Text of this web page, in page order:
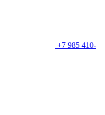
+7 985 410-